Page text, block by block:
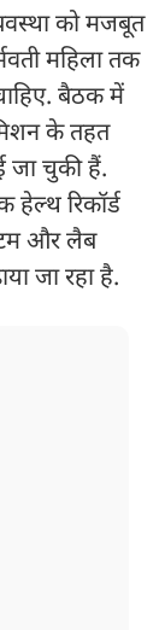
को मजबूत
महिला तक
बैठक में
के तहत
जा चुकी हैं.
हेल्थ रिकॉर्ड
और लैब
जा रहा है.